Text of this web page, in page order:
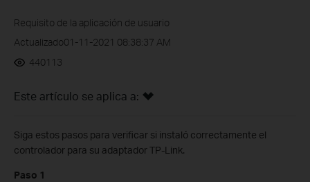
Requisito de la aplicación de usuario
Actualizado01-11-2021 08:38:37 AM
440113
Este artículo se aplica a:
Siga estos pasos para verificar si instaló correctamente el
controlador para su adaptador TP-Link.
Paso 1